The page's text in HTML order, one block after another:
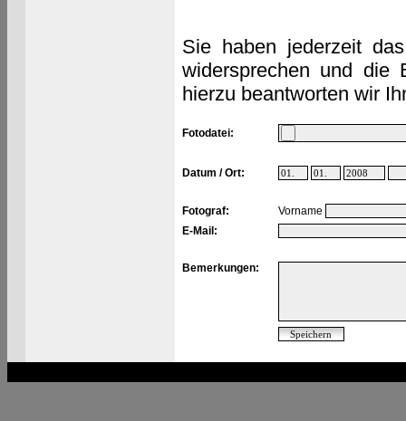
Sie haben jederzeit
widersprechen und die
hierzu beantworten wir
Fotodatei:
Datum / Ort:
Fotograf:
Vorname
E-Mail:
Bemerkungen: